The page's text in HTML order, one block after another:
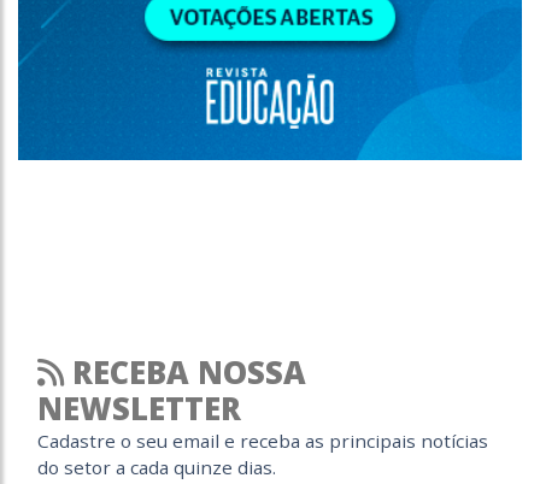
RECEBA NOSSA
NEWSLETTER
Cadastre o seu email e receba as principais notícias
do setor a cada quinze dias.